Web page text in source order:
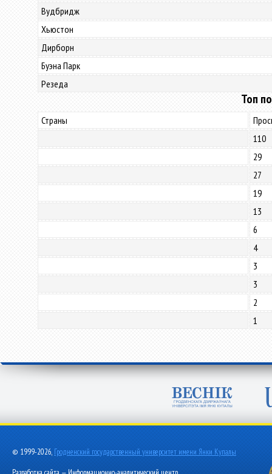
Вудбридж
Хьюстон
Дирборн
Буэна Парк
Резеда
Топ
Страны
110
29
27
19
13
6
4
3
3
2
1
© 1999-2026, Гродненский государственный университет имени Янки Купалы